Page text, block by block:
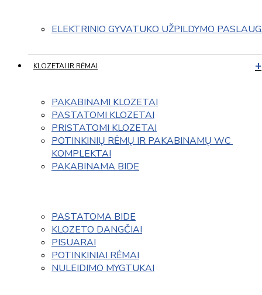
ELEKTRINIO GYVATUKO UŽPILDYMO
KLOZETAI IR RĖMAI
PAKABINAMI KLOZETAI
PASTATOMI KLOZETAI
PRISTATOMI KLOZETAI
POTINKINIŲ RĖMŲ IR PAKABINAMŲ WC
KOMPLEKTAI
PAKABINAMA BIDE
PASTATOMA BIDE
KLOZETO DANGČIAI
PISUARAI
POTINKINIAI RĖMAI
NULEIDIMO MYGTUKAI